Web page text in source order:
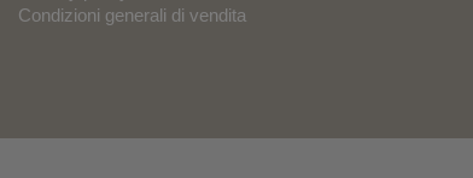
Condizioni generali di vendita